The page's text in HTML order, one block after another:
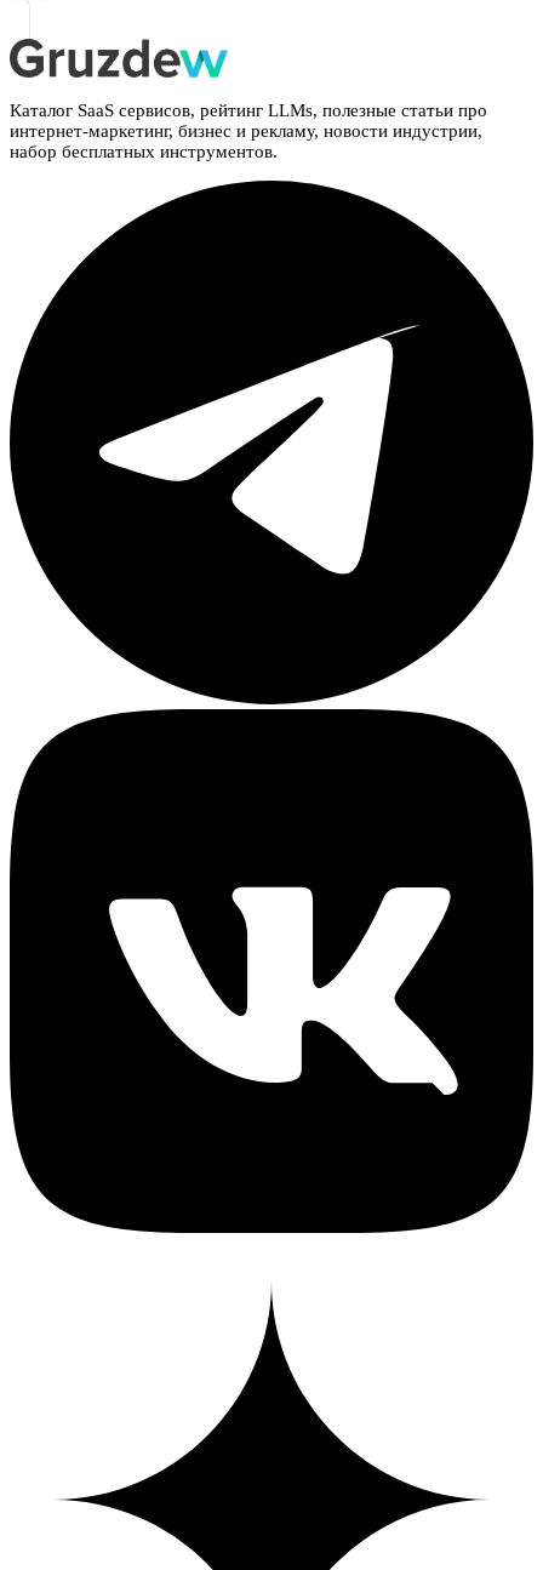
Каталог SaaS сервисов, рейтинг LLMs, полезные статьи про
интернет-маркетинг, бизнес и рекламу, новости индустрии,
набор бесплатных инструментов.